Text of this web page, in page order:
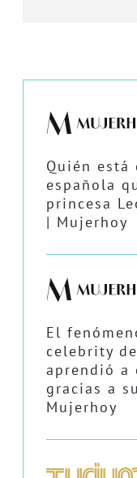
Quién
española
princesa
| Mujerhoy
El
celebrity
aprendió a
gracias a
Mujerhoy